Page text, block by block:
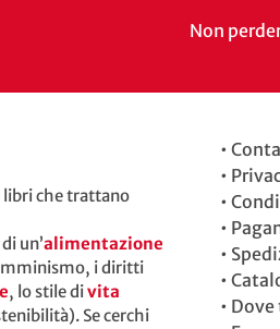
Non
libri che trattano
un’alimentazione
i diritti
, lo stile divita
Se cerchi
•
•
•
•
•
•
•